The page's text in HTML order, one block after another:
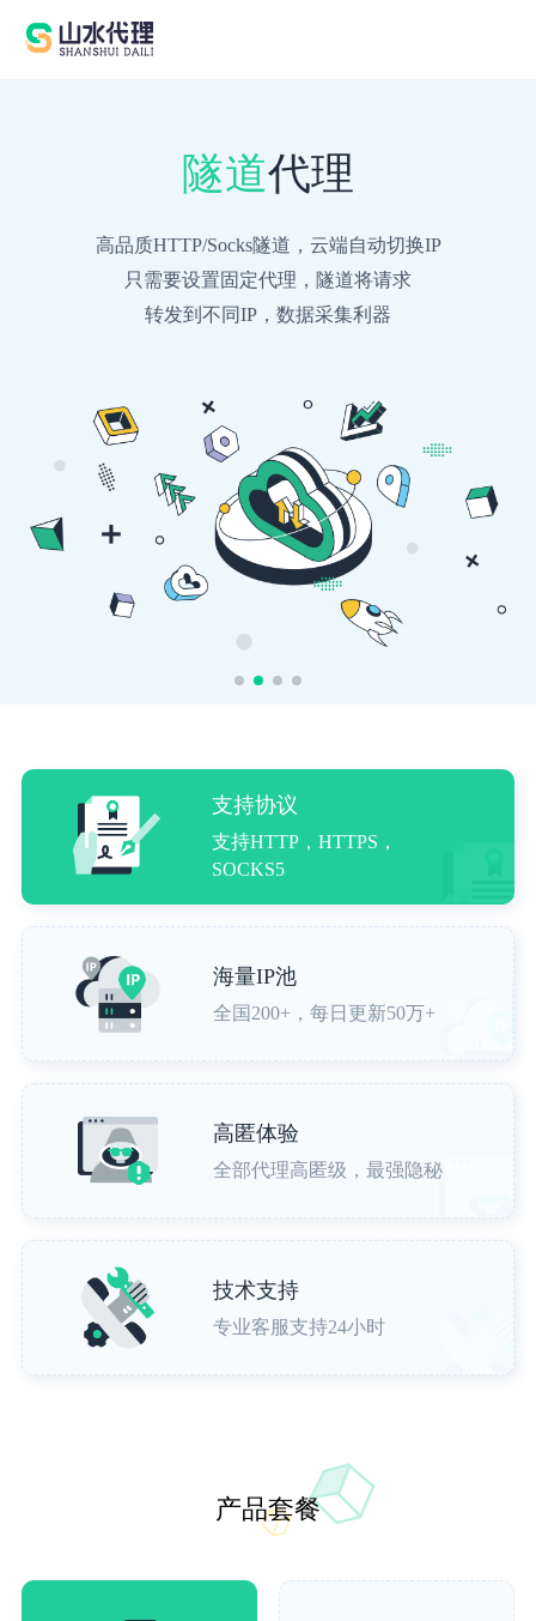
隧道代理
高品质HTTP/Socks隧道，云端自动切换IP
只需要设置固定代理，隧道将请求
转发到不同IP，数据采集利器
支持协议
支持HTTP，HTTPS，
SOCKS5
海量IP池
全国200+，每日更新50万+
高匿体验
全部代理高匿级，最强隐秘
技术支持
专业客服支持24小时
产品套餐